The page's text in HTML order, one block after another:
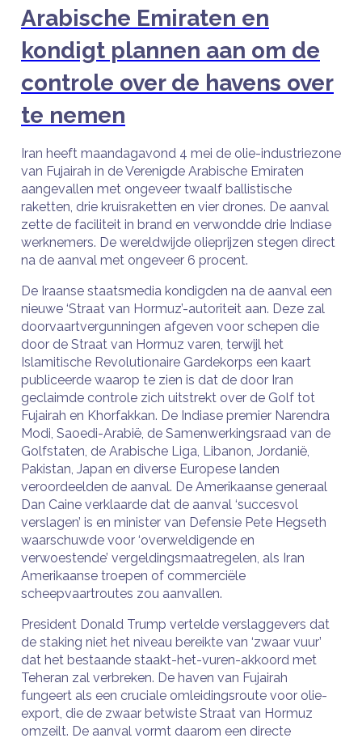
Arabische Emiraten en
kondigt plannen aan om de
controle over de havens over
te nemen
Iran heeft maandagavond 4 mei de olie-industriezone
van Fujairah in de Verenigde Arabische Emiraten
aangevallen met ongeveer twaalf ballistische
raketten, drie kruisraketten en vier drones. De aanval
zette de faciliteit in brand en verwondde drie Indiase
werknemers. De wereldwijde olieprijzen stegen direct
na de aanval met ongeveer 6 procent.
De Iraanse staatsmedia kondigden na de aanval een
nieuwe ‘Straat van Hormuz’-autoriteit aan. Deze zal
doorvaartvergunningen afgeven voor schepen die
door de Straat van Hormuz varen, terwijl het
Islamitische Revolutionaire Gardekorps een kaart
publiceerde waarop te zien is dat de door Iran
geclaimde controle zich uitstrekt over de Golf tot
Fujairah en Khorfakkan. De Indiase premier Narendra
Modi, Saoedi-Arabië, de Samenwerkingsraad van de
Golfstaten, de Arabische Liga, Libanon, Jordanië,
Pakistan, Japan en diverse Europese landen
veroordeelden de aanval. De Amerikaanse generaal
Dan Caine verklaarde dat de aanval ‘succesvol
verslagen’ is en minister van Defensie Pete Hegseth
waarschuwde voor ‘overweldigende en
verwoestende’ vergeldingsmaatregelen, als Iran
Amerikaanse troepen of commerciële
scheepvaartroutes zou aanvallen.
President Donald Trump vertelde verslaggevers dat
de staking niet het niveau bereikte van ‘zwaar vuur’
dat het bestaande staakt-het-vuren-akkoord met
Teheran zal verbreken. De haven van Fujairah
fungeert als een cruciale omleidingsroute voor olie-
export, die de zwaar betwiste Straat van Hormuz
omzeilt. De aanval vormt daarom een ​​directe